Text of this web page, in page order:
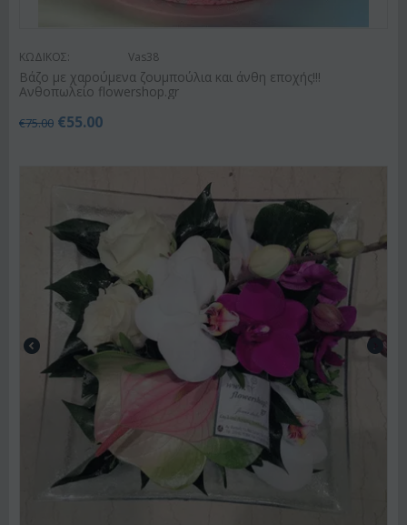
ΚΩΔΙΚΟΣ: Vas38
Βάζο με χαρούμενα ζουμπούλια και άνθη εποχής!!!
Ανθοπωλείο flowershop.gr
€75.00 €55.00